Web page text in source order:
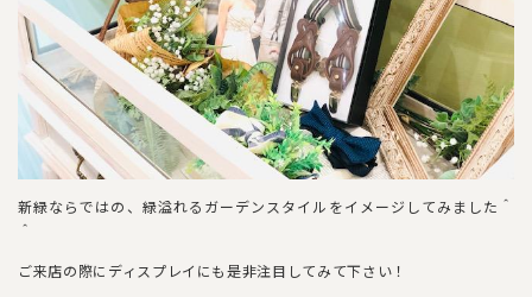
新緑ならではの、緑溢れるガーデンスタイルをイメージしてみました＾
＾
ご来店の際にディスプレイにも是非注目してみて下さい！